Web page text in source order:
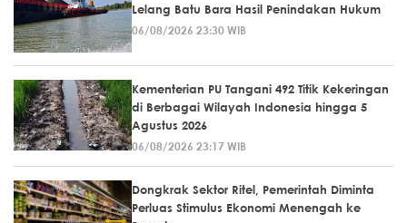
Lelang Batu Bara Hasil Penindakan Hukum
06/08/2026 23:30 WIB
Kementerian PU Tangani 492 Titik Kekeringan
di Berbagai Wilayah Indonesia hingga 5
Agustus 2026
06/08/2026 23:17 WIB
Dongkrak Sektor Ritel, Pemerintah Diminta
Perluas Stimulus Ekonomi Menengah ke